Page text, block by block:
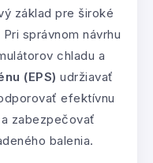
základ pre široké
správnom návrhu
chladu a
(EPS) udržiavať
efektívnu
zabezpečovať
balenia.